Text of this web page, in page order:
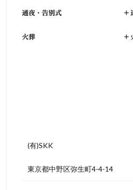
通夜・告別式 +
火葬 +
(有)SKK
東京都中野区弥生町4-4-14